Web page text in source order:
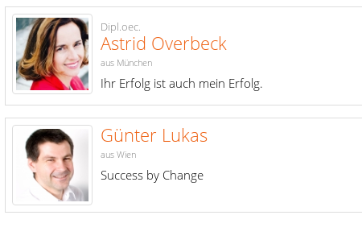
Dipl.oec.
Astrid Overbeck
aus München
Ihr Erfolg ist auch mein Erfolg.
Günter Lukas
aus Wien
Success by Change